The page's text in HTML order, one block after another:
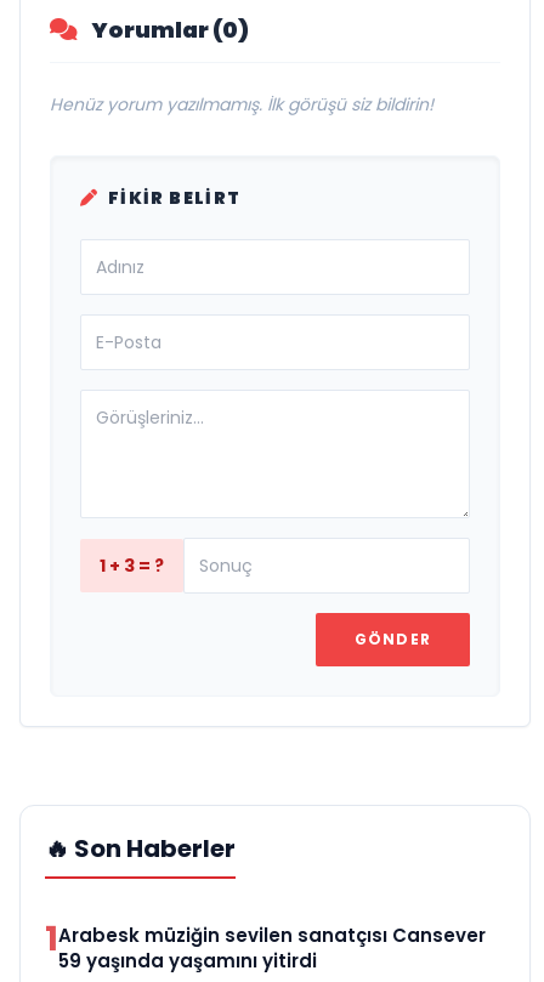
Yorumlar (0)
Henüz yorum yazılmamış. İlk görüşü siz bildirin!
FIKIR BELIRT
1 + 3 = ?
GÖNDER
🔥 Son Haberler
1Arabesk müziğin sevilen sanatçısı Cansever
59 yaşında yaşamını yitirdi